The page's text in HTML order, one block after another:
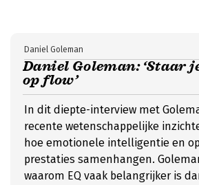
Daniel Goleman: ‘Staar
op flow’
Daniel Goleman
In dit diepte-interview met
recente wetenschappelijke
hoe emotionele intelligentie en
prestaties samenhangen.
waarom EQ vaak belangrijker is